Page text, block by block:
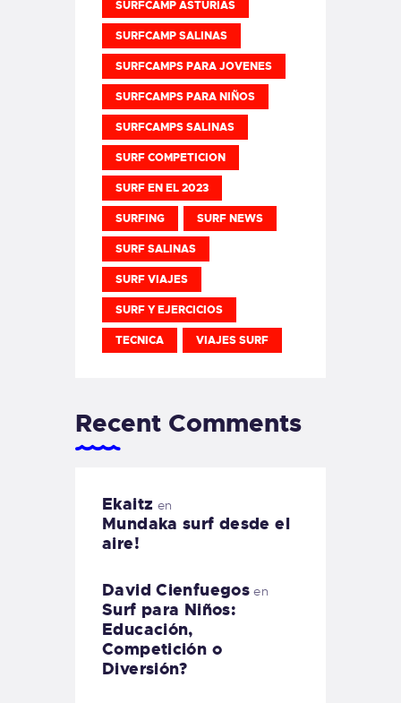
SURFCAMP ASTURIAS
SURFCAMP SALINAS
SURFCAMPS PARA JOVENES
SURFCAMPS PARA NIÑOS
SURFCAMPS SALINAS
SURF COMPETICION
SURF EN EL 2023
SURFING SURF NEWS
SURF SALINAS
SURF VIAJES
SURF Y EJERCICIOS
TECNICA VIAJES SURF
Recent Comments
Ekaitz en
Mundaka surf desde el
aire!
David Cienfuegos en
Surf para Niños:
Educación,
Competición o
Diversión?